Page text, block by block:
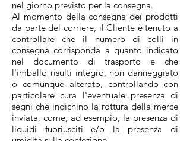
nel giorno previsto per la consegna.
Al momento della consegna dei prodotti
da parte del corriere, il Cliente è tenuto a
controllare che il numero di colli in
consegna corrisponda a quanto indicato
nel documento di trasporto e che
l'imballo risulti integro, non danneggiato
o comunque alterato, controllando con
particolare cura l'eventuale presenza di
segni che indichino la rottura della merce
inviata, come, ad esempio, la presenza di
liquidi fuoriusciti e/o la presenza di